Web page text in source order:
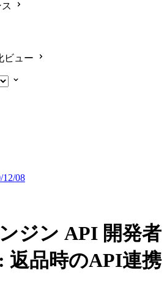
ビュー
08
ジン API 開発者
返品時のAPI連携